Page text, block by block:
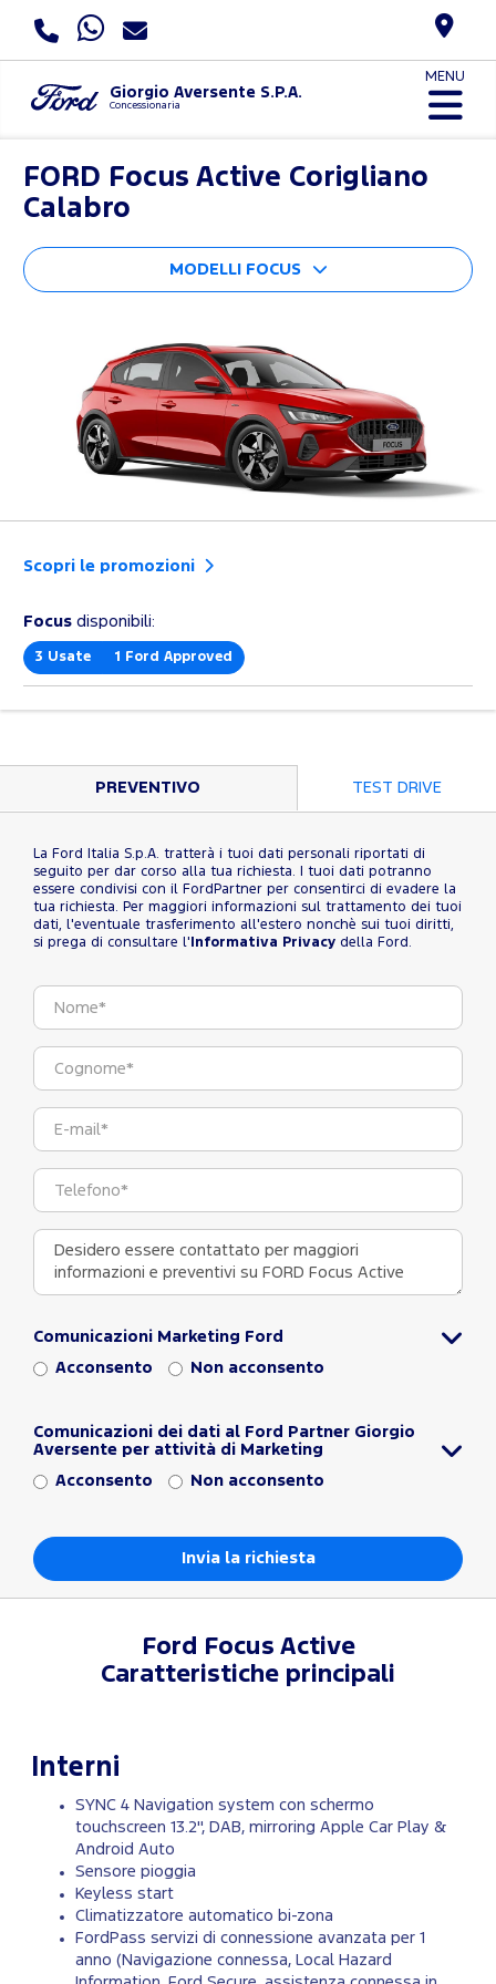
Giorgio Aversente S.P.A.
Concessionaria
MENU
FORD Focus Active Corigliano
Calabro
MODELLI FOCUS
Scopri le promozioni
Focus disponibili:
3 Usate 1 Ford Approved
PREVENTIVO TEST DRIVE
La Ford Italia S.p.A. tratterà i tuoi dati personali riportati di
seguito per dar corso alla tua richiesta. I tuoi dati potranno
essere condivisi con il FordPartner per consentirci di evadere la
tua richiesta. Per maggiori informazioni sul trattamento dei tuoi
dati, l'eventuale trasferimento all'estero nonchè sui tuoi diritti,
si prega di consultare l' Informativa Privacy della Ford.
Comunicazioni Marketing Ford
Acconsento Non acconsento
Comunicazioni dei dati al Ford Partner Giorgio
Aversente per attività di Marketing
Acconsento Non acconsento
Ford Focus Active
Caratteristiche principali
Interni
SYNC 4 Navigation system con schermo
touchscreen 13.2'', DAB, mirroring Apple Car Play &
Android Auto
Sensore pioggia
Keyless start
Climatizzatore automatico bi-zona
FordPass servizi di connessione avanzata per 1
anno (Navigazione connessa, Local Hazard